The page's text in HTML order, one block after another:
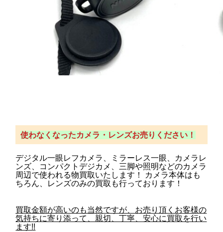
使わなくなったカメラ・レンズお売りください！
デジタル一眼レフカメラ、ミラーレス一眼、カメラレ
ンズ、コンパクトデジカメ、三脚や照明などのカメラ
周辺で使われる物買取いたします！ カメラ本体はも
ちろん、レンズのみの買取も行っております！
買取金額が高いのも当然ですが、お売り頂くお客様の
気持ちに寄り添って、親切、丁寧、安心に買取を行い
ます!!